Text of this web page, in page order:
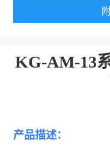
KG-AM-13
产品描述：